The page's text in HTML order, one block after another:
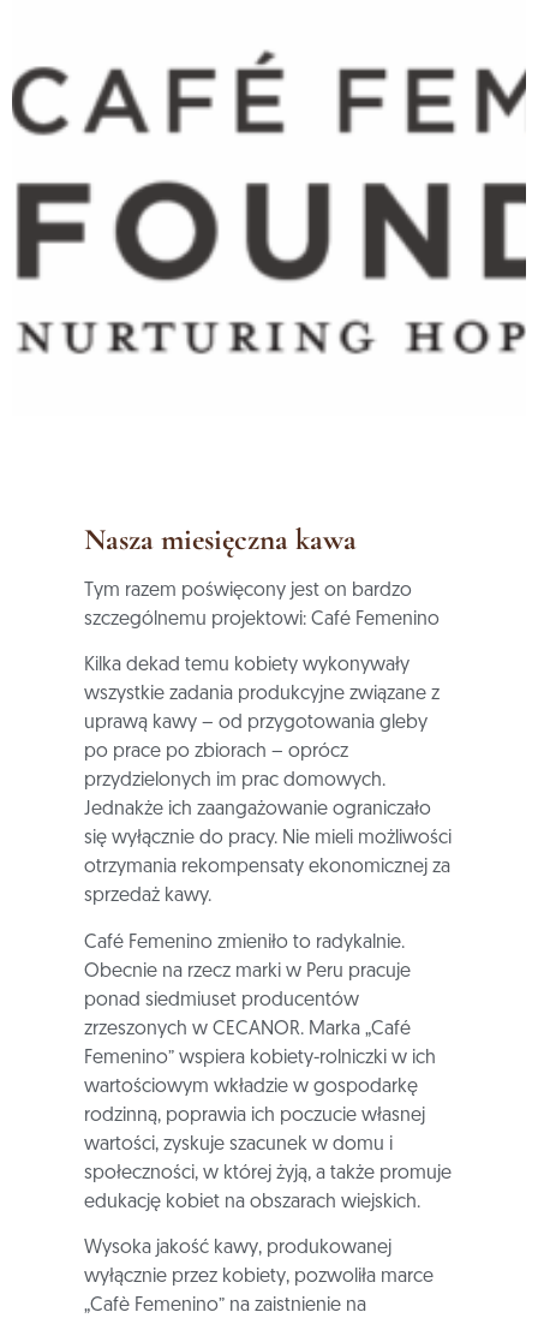
Nasza miesięczna kawa
Tym razem poświęcony jest on bardzo
szczególnemu projektowi: Café Femenino
Kilka dekad temu kobiety wykonywały
wszystkie zadania produkcyjne związane z
uprawą kawy – od przygotowania gleby
po prace po zbiorach – oprócz
przydzielonych im prac domowych.
Jednakże ich zaangażowanie ograniczało
się wyłącznie do pracy. Nie mieli możliwości
otrzymania rekompensaty ekonomicznej za
sprzedaż kawy.
Café Femenino zmieniło to radykalnie.
Obecnie na rzecz marki w Peru pracuje
ponad siedmiuset producentów
zrzeszonych w CECANOR. Marka „Café
Femenino” wspiera kobiety-rolniczki w ich
wartościowym wkładzie w gospodarkę
rodzinną, poprawia ich poczucie własnej
wartości, zyskuje szacunek w domu i
społeczności, w której żyją, a także promuje
edukację kobiet na obszarach wiejskich.
Wysoka jakość kawy, produkowanej
wyłącznie przez kobiety, pozwoliła marce
„Cafè Femenino” na zaistnienie na